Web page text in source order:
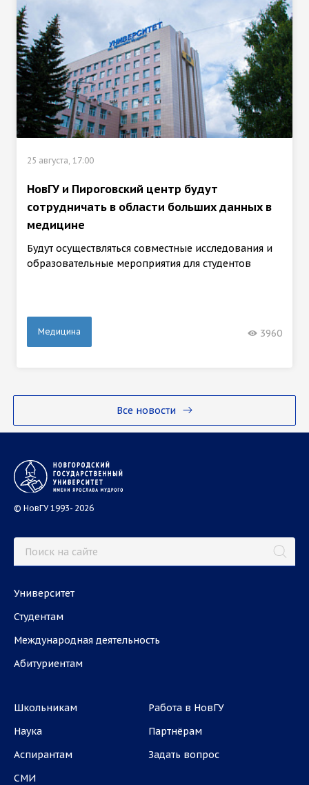
Все новости
25 августа, 17:00
НовГУ и Пироговский центр будут
сотрудничать в области больших данных в
медицине
Будут осуществляться совместные исследования и
образовательные мероприятия для студентов
Медицина 3960
© НовГУ 1993- 2026
Университет
Студентам
Международная деятельность
Абитуриентам
Школьникам
Наука
Аспирантам
СМИ
Работа в НовГУ
Партнёрам
Задать вопрос